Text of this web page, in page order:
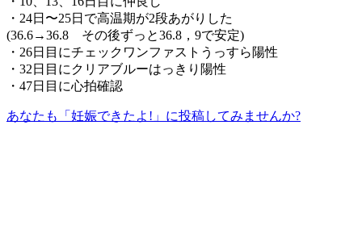
・24日〜25日で高温期が2段あがりした
(36.6→36.8 その後ずっと36.8，9で安定)
・26日目にチェックワンファストうっすら陽性
・32日目にクリアブルーはっきり陽性
・47日目に心拍確認
あなたも「妊娠できたよ!」に投稿してみませんか?